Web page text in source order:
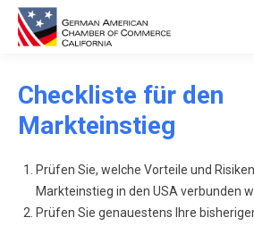
Checkliste für den
Markteinstieg
Prüfen Sie, welche Vorteile und
Markteinstieg in den USA verbunden
Prüfen Sie genauestens Ihre